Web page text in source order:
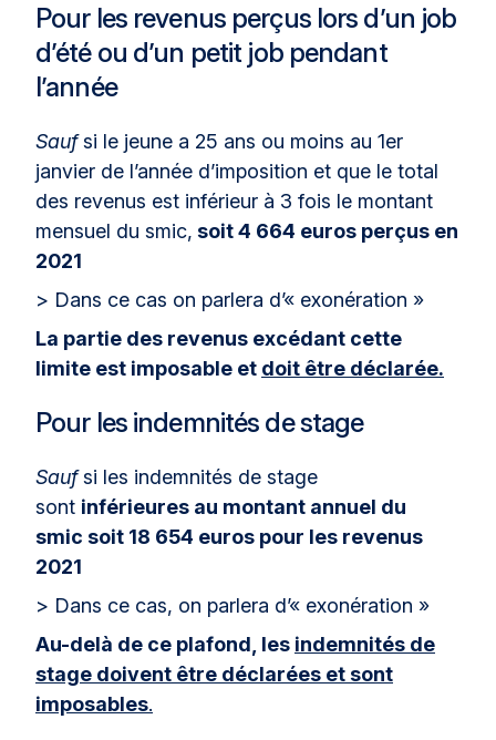
Pour les revenus perçus lors d’un job
d’été ou d’un petit job pendant
l’année
Saufsi le jeune a 25 ans ou moins au 1er
janvier de l’année d’imposition et que le total
des revenus est inférieur à 3 fois le montant
mensuel du smic, soit 4 664 euros perçus en
2021
> Dans ce cas on parlera d’« exonération »
La partie des revenus excédant cette
limite est imposable et doit être déclarée.
Pour les indemnités de stage
Saufsi les indemnités de stage
sont inférieures au montant annuel du
smic soit 18 654 euros pour les revenus
2021
> Dans ce cas, on parlera d’« exonération »
Au-delà de ce plafond, les indemnités de
stage doivent être déclarées et sont
imposables.